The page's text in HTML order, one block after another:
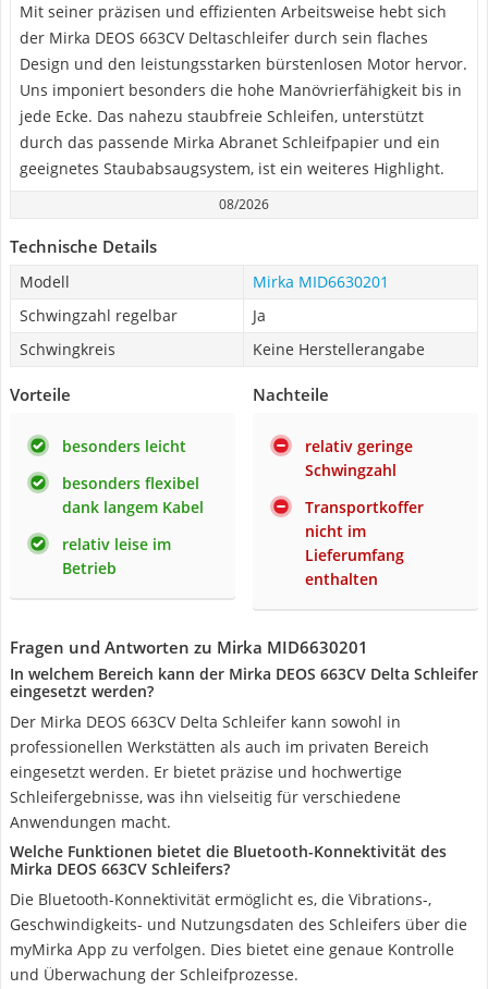
Mit seiner präzisen und effizienten Arbeitsweise hebt sich
der Mirka DEOS 663CV Deltaschleifer durch sein flaches
Design und den leistungsstarken bürstenlosen Motor hervor.
Uns imponiert besonders die hohe Manövrierfähigkeit bis in
jede Ecke. Das nahezu staubfreie Schleifen, unterstützt
durch das passende Mirka Abranet Schleifpapier und ein
geeignetes Staubabsaugsystem, ist ein weiteres Highlight.
08/2026
Technische Details
Modell
Mirka MID6630201
Schwingzahl regelbar
Ja
Schwingkreis
Keine Herstellerangabe
Vorteile
besonders leicht
besonders flexibel
dank langem Kabel
relativ leise im
Betrieb
Nachteile
relativ geringe
Schwingzahl
Transportkoffer
nicht im
Lieferumfang
enthalten
Fragen und Antworten zu Mirka MID6630201
In welchem Bereich kann der Mirka DEOS 663CV Delta Schleifer
eingesetzt werden?
Der Mirka DEOS 663CV Delta Schleifer kann sowohl in
professionellen Werkstätten als auch im privaten Bereich
eingesetzt werden. Er bietet präzise und hochwertige
Schleifergebnisse, was ihn vielseitig für verschiedene
Anwendungen macht.
Welche Funktionen bietet die Bluetooth-Konnektivität des
Mirka DEOS 663CV Schleifers?
Die Bluetooth-Konnektivität ermöglicht es, die Vibrations-,
Geschwindigkeits- und Nutzungsdaten des Schleifers über die
myMirka App zu verfolgen. Dies bietet eine genaue Kontrolle
und Überwachung der Schleifprozesse.